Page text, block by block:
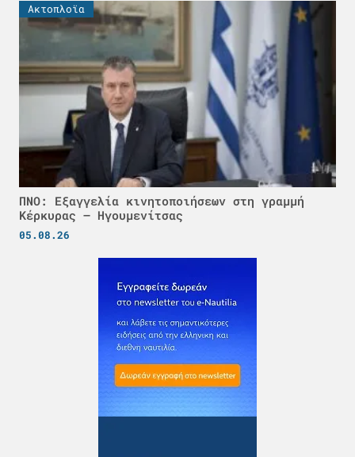
Ακτοπλοϊα
ΠΝΟ: Εξαγγελία κινητοποιήσεων στη γραμμή
Κέρκυρας – Ηγουμενίτσας
05.08.26